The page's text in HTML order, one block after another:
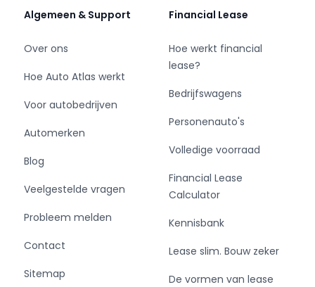
Algemeen & Support
Over ons
Hoe Auto Atlas werkt
Voor autobedrijven
Automerken
Blog
Veelgestelde vragen
Probleem melden
Contact
Sitemap
Financial Lease
Hoe werkt financial
lease?
Bedrijfswagens
Personenauto's
Volledige voorraad
Financial Lease
Calculator
Kennisbank
Lease slim. Bouw zeker
De vormen van lease